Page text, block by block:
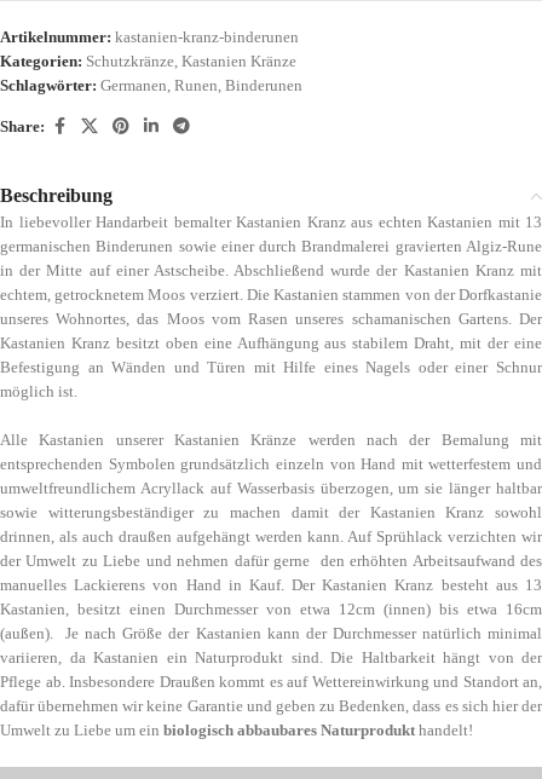
Artikelnummer: kastanien-kranz-binderunen
Kategorien: Schutzkränze, Kastanien Kränze
Schlagwörter: Germanen, Runen, Binderunen
Share:
Beschreibung
In liebevoller Handarbeit bemalter Kastanien Kranz aus echten Kastanien mit 13
germanischen Binderunen sowie einer durch Brandmalerei gravierten Algiz-Rune
in der Mitte auf einer Astscheibe. Abschließend wurde der Kastanien Kranz mit
echtem, getrocknetem Moos verziert. Die Kastanien stammen von der Dorfkastanie
unseres Wohnortes, das Moos vom Rasen unseres schamanischen Gartens. Der
Kastanien Kranz besitzt oben eine Aufhängung aus stabilem Draht, mit der eine
Befestigung an Wänden und Türen mit Hilfe eines Nagels oder einer Schnur
möglich ist.
Alle Kastanien unserer Kastanien Kränze werden nach der Bemalung mit
entsprechenden Symbolen grundsätzlich einzeln von Hand mit wetterfestem und
umweltfreundlichem Acryllack auf Wasserbasis überzogen, um sie länger haltbar
sowie witterungsbeständiger zu machen damit der Kastanien Kranz sowohl
drinnen, als auch draußen aufgehängt werden kann. Auf Sprühlack verzichten wir
der Umwelt zu Liebe und nehmen dafür gerne den erhöhten Arbeitsaufwand des
manuelles Lackierens von Hand in Kauf. Der Kastanien Kranz besteht aus 13
Kastanien, besitzt einen Durchmesser von etwa 12cm (innen) bis etwa 16cm
(außen). Je nach Größe der Kastanien kann der Durchmesser natürlich minimal
variieren, da Kastanien ein Naturprodukt sind. Die Haltbarkeit hängt von der
Pflege ab. Insbesondere Draußen kommt es auf Wettereinwirkung und Standort an,
dafür übernehmen wir keine Garantie und geben zu Bedenken, dass es sich hier der
Umwelt zu Liebe um ein biologisch abbaubares Naturprodukt handelt!